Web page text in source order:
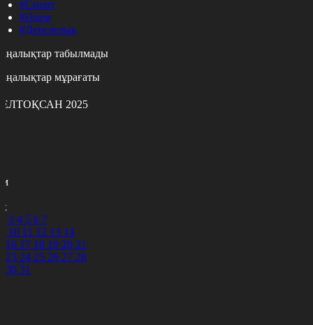
#Спорт
#Әлем
#Денсаулық
табылмады
мұрағаты
2025
3 4 5 6 7
10 11 12 13 14
16 17 18 19 20 21
23 24 25 26 27 28
30 31